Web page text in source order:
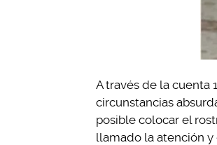
A través de la cuenta
circunstancias
posible colocar el
llamado la atención y